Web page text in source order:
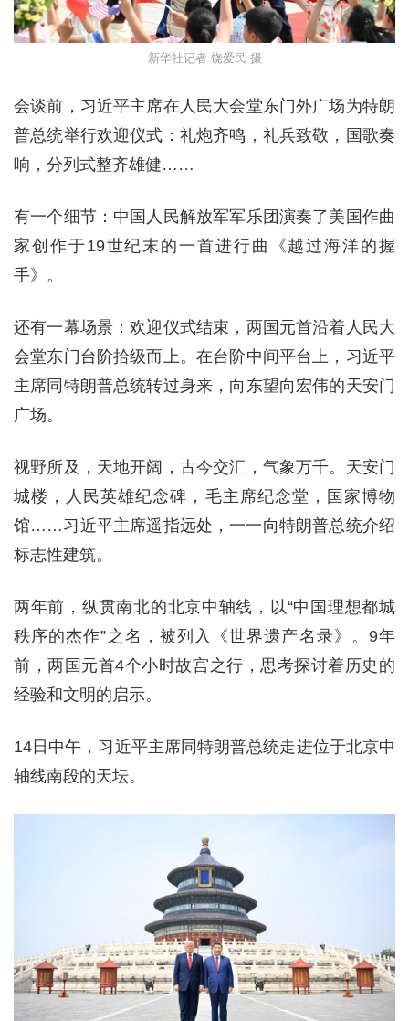
新华社记者 饶爱民 摄
会谈前，习近平主席在人民大会堂东门外广场为特朗
普总统举行欢迎仪式：礼炮齐鸣，礼兵致敬，国歌奏
响，分列式整齐雄健……
有一个细节：中国人民解放军军乐团演奏了美国作曲
家创作于19世纪末的一首进行曲《越过海洋的握
手》。
还有一幕场景：欢迎仪式结束，两国元首沿着人民大
会堂东门台阶拾级而上。在台阶中间平台上，习近平
主席同特朗普总统转过身来，向东望向宏伟的天安门
广场。
视野所及，天地开阔，古今交汇，气象万千。天安门
城楼，人民英雄纪念碑，毛主席纪念堂，国家博物
馆……习近平主席遥指远处，一一向特朗普总统介绍
标志性建筑。
两年前，纵贯南北的北京中轴线，以“中国理想都城
秩序的杰作”之名，被列入《世界遗产名录》。9年
前，两国元首4个小时故宫之行，思考探讨着历史的
经验和文明的启示。
14日中午，习近平主席同特朗普总统走进位于北京中
轴线南段的天坛。